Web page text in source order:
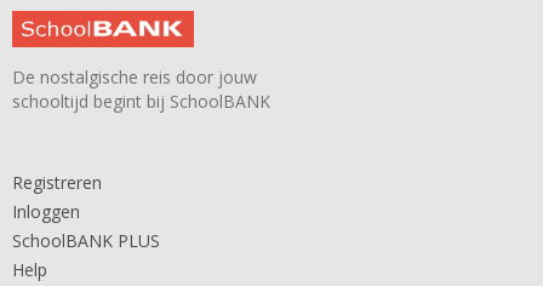
De nostalgische reis door jouw
schooltijd begint bij SchoolBANK
Registreren
Inloggen
SchoolBANK PLUS
Help